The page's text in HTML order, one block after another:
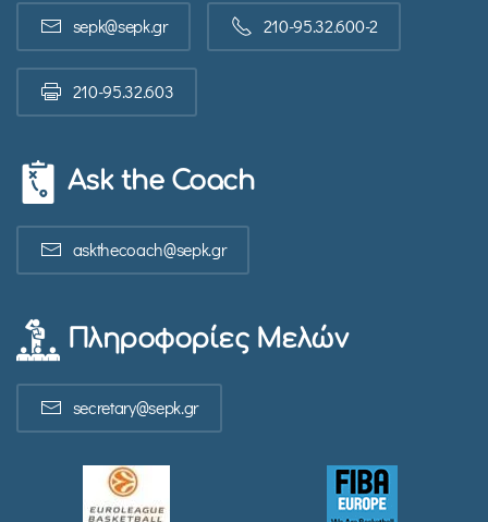
sepk@sepk.gr 210-95.32.600-2
210-95.32.603
Ask the Coach
askthecoach@sepk.gr
Πληροφορίες Μελών
secretary@sepk.gr